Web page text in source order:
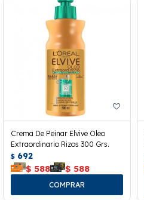
Crema De Peinar Elvive Oleo
Extraordinario Rizos 300 Grs.
$ 692
$ 588 $ 588